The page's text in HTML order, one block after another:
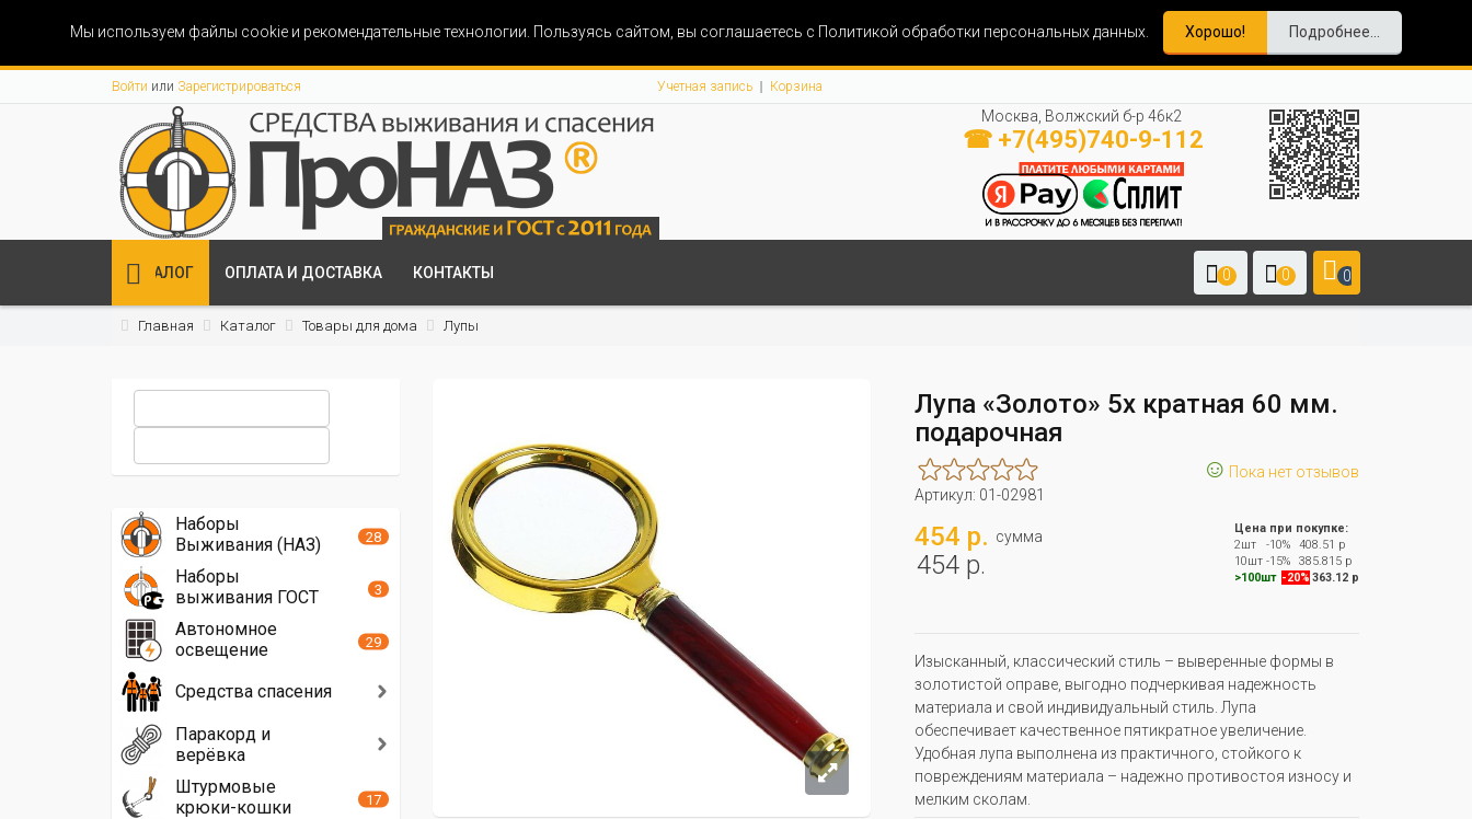
Мы используем файлы cookie и рекомендательные технологии. Пользуясь сайтом, вы соглашаетесь с Политикой обработки персональных данных. Хорошо! Подробнее...
Войти или Зарегистрироваться Учетная запись Корзина
Москва, Волжский б-р 46к2
☎ +7(495)740-9-112
КАТАЛОГ ОПЛАТА И ДОСТАВКА КОНТАКТЫ 0 0 0
Главная Каталог Товары для дома Лупы
Лупа «Золото» 5х кратная 60 мм.
подарочная
☺ Пока нет отзывов
Артикул: 01-02981
454 р. сумма
454 р.
Цена при покупке:
2шт
-10%
408.51 р
10шт -15%
385.815 р
>100шт -20% 363.12 р
Изысканный, классический стиль – выверенные формы в
золотистой оправе, выгодно подчеркивая надежность
материала и свой индивидуальный стиль. Лупа
обеспечивает качественное пятикратное увеличение.
Удобная лупа выполнена из практичного, стойкого к
повреждениям материала – надежно противостоя износу и
мелким сколам.
Наборы
Выживания (НАЗ)
28
Наборы
выживания ГОСТ
3
Автономное
освещение
29
Средства спасения
Паракорд и
верёвка
Штурмовые
крюки-кошки
17